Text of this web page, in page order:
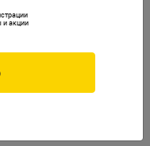
и акции